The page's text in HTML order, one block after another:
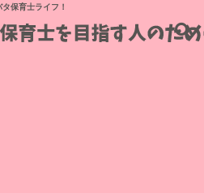
保育士ライフ！